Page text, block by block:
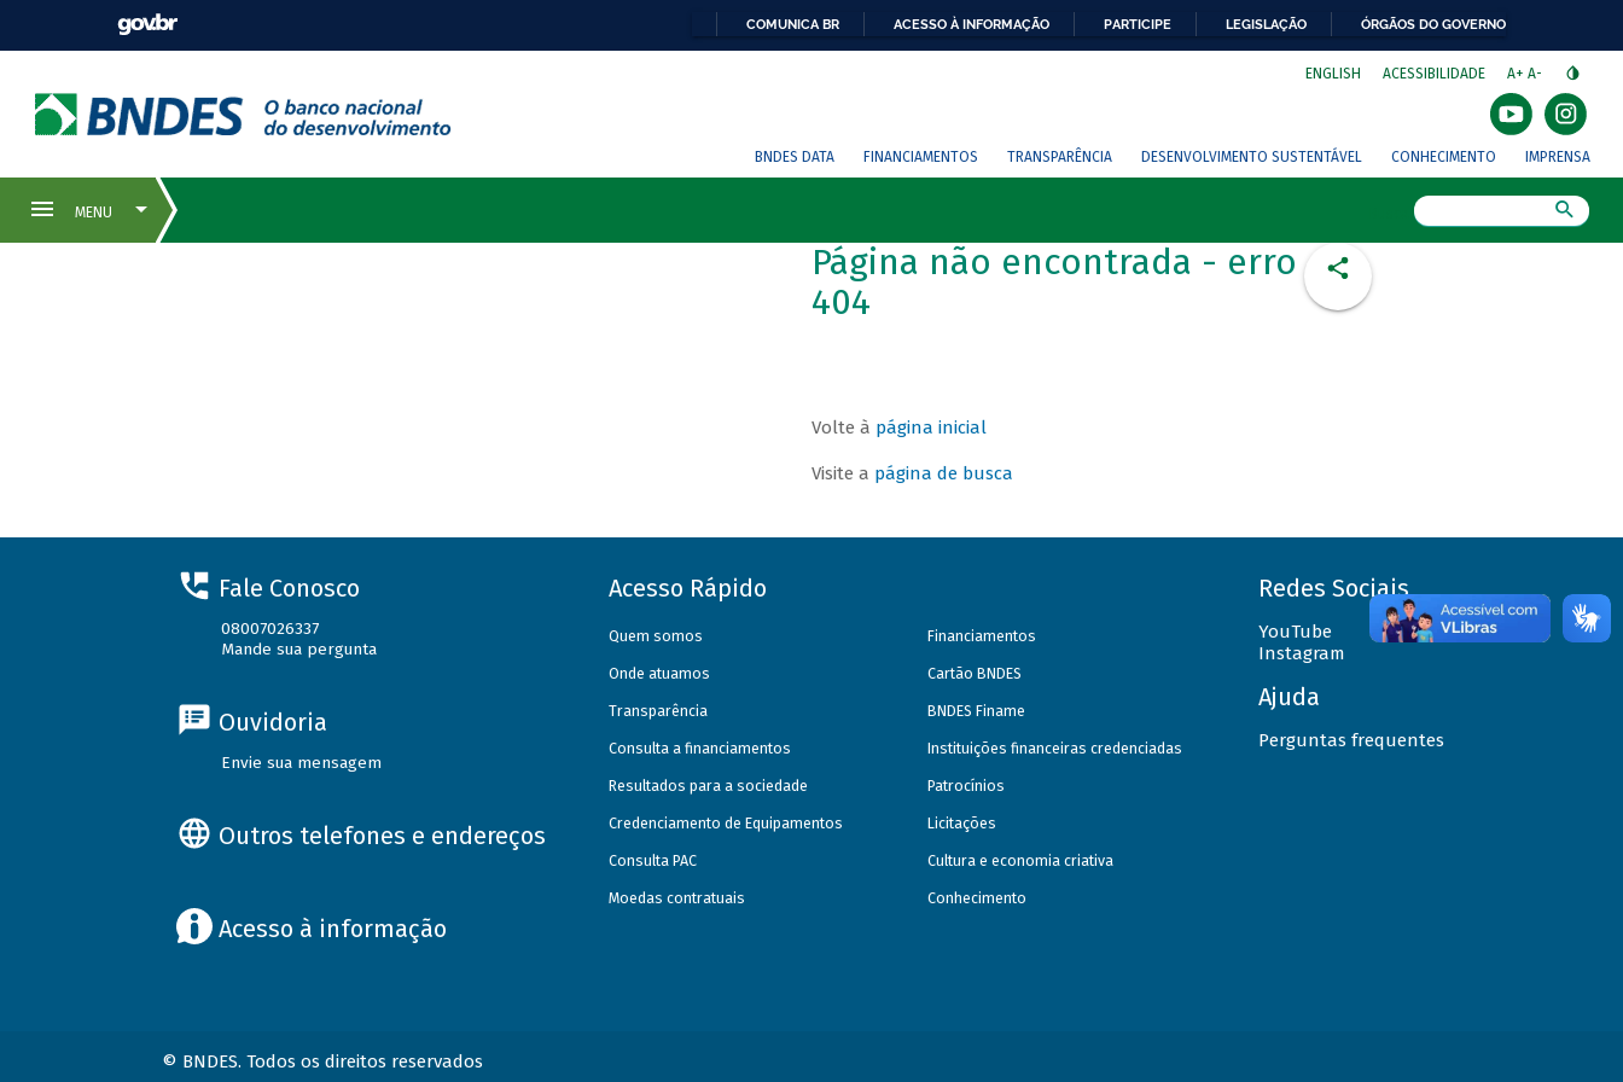
COMUNICA BR ACESSO À INFORMAÇÃO PARTICIPE LEGISLAÇÃO ÓRGÃOS DO GOVERNO
ENGLISH ACESSIBILIDADE A+ A-
BNDES DATA FINANCIAMENTOS TRANSPARÊNCIA DESENVOLVIMENTO SUSTENTÁVEL CONHECIMENTO IMPRENSA
Página não encontrada - erro
404
Volte à página inicial
Visite a página de busca
Fale Conosco
08007026337
Mande sua pergunta
Ouvidoria
Envie sua mensagem
Outros telefones e endereços
Acesso à informação
Acesso Rápido
Quem somos
Onde atuamos
Transparência
Consulta a financiamentos
Resultados para a sociedade
Credenciamento de Equipamentos
Consulta PAC
Moedas contratuais
Financiamentos
Cartão BNDES
BNDES Finame
Instituições financeiras credenciadas
Patrocínios
Licitações
Cultura e economia criativa
Conhecimento
Redes Sociais
YouTube
Instagram
Ajuda
Perguntas frequentes
© BNDES. Todos os direitos reservados